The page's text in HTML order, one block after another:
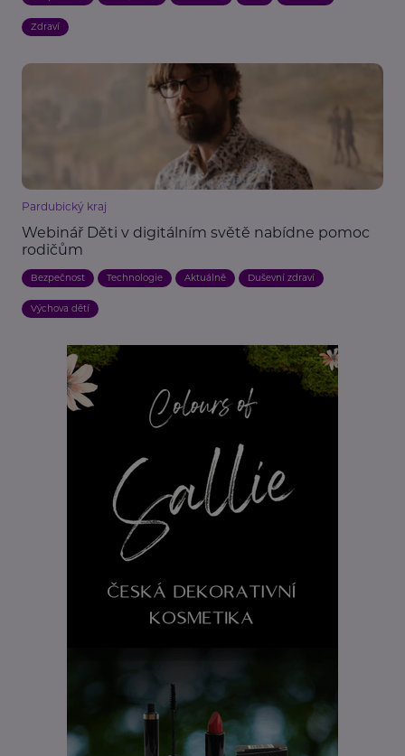
Zdraví
Pardubický kraj
Webinář Děti v digitálním světě nabídne pomoc
rodičům
Bezpečnost Technologie Aktuálně Duševní zdraví
Výchova dětí